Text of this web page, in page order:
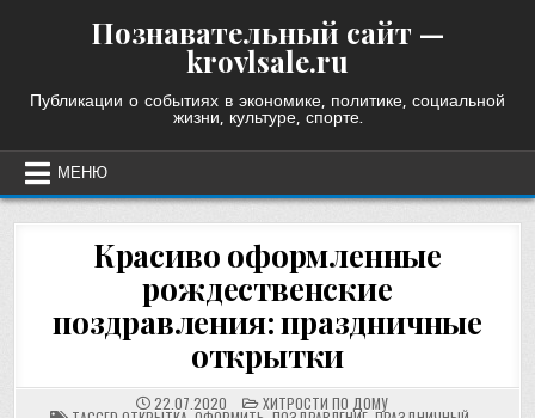
Познавательный сайт —
krovlsale.ru
Публикации о событиях в экономике, политике, социальной
жизни, культуре, спорте.
МЕНЮ
Красиво оформленные
рождественские
поздравления: праздничные
открытки
22.07.2020 POSTED
ХИТРОСТИ ПО ДОМУ